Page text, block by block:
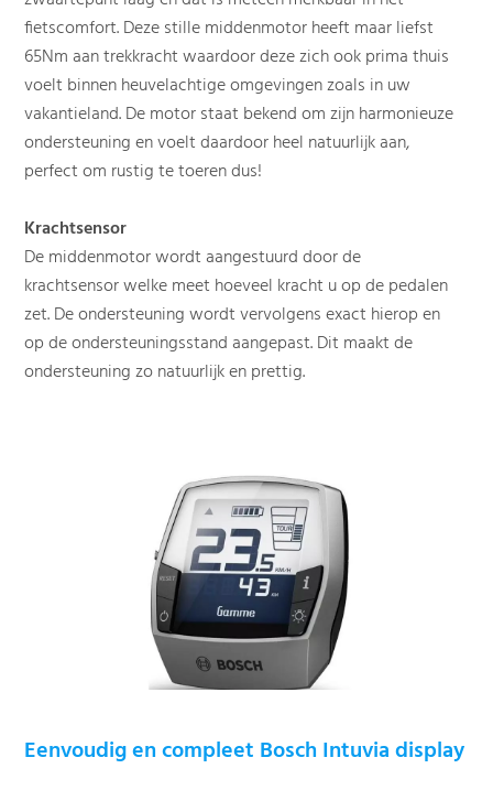
fietscomfort. Deze stille middenmotor heeft maar liefst
65Nm aan trekkracht waardoor deze zich ook prima thuis
voelt binnen heuvelachtige omgevingen zoals in uw
vakantieland. De motor staat bekend om zijn harmonieuze
ondersteuning en voelt daardoor heel natuurlijk aan,
perfect om rustig te toeren dus!
Krachtsensor
De middenmotor wordt aangestuurd door de
krachtsensor welke meet hoeveel kracht u op de pedalen
zet. De ondersteuning wordt vervolgens exact hierop en
op de ondersteuningsstand aangepast. Dit maakt de
ondersteuning zo natuurlijk en prettig.
Eenvoudig en compleet Bosch Intuvia display